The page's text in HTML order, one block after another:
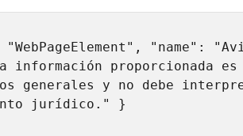
"name":
información proporcionada
generales y no debe
jurídico." }